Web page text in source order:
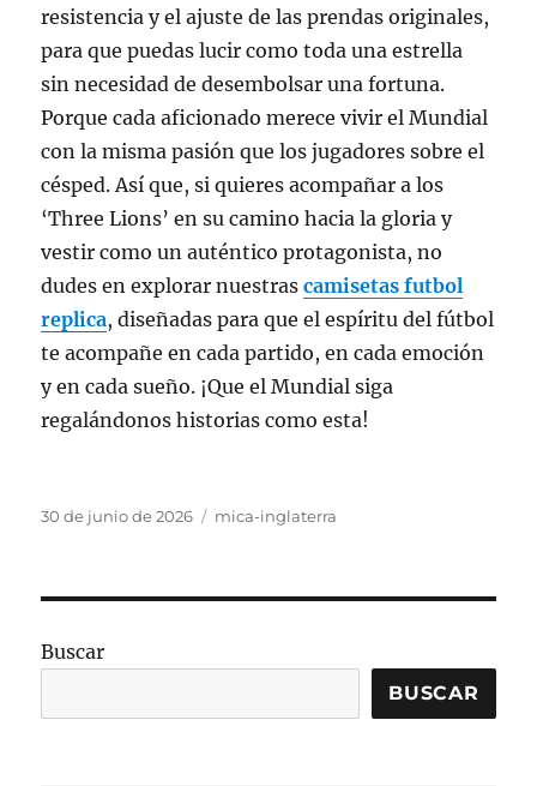
resistencia y el ajuste de las prendas originales,
para que puedas lucir como toda una estrella
sin necesidad de desembolsar una fortuna.
Porque cada aficionado merece vivir el Mundial
con la misma pasión que los jugadores sobre el
césped. Así que, si quieres acompañar a los
‘Three Lions’ en su camino hacia la gloria y
vestir como un auténtico protagonista, no
dudes en explorar nuestrascamisetas futbol
replica, diseñadas para que el espíritu del fútbol
te acompañe en cada partido, en cada emoción
y en cada sueño. ¡Que el Mundial siga
regalándonos historias como esta!
Publicado
30 de junio de 2026 Categorías
mica-inglaterra
Buscar
BUSCAR